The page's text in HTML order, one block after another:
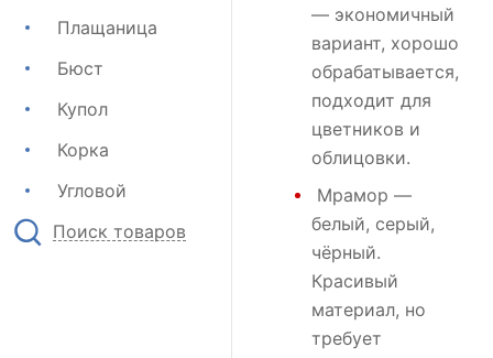
Плащаница
Бюст
Купол
Корка
Угловой
Поиск товаров
— экономичный
вариант, хорошо
обрабатывается,
подходит для
цветников и
облицовки.
Мрамор —
белый, серый,
чёрный.
Красивый
материал, но
требует